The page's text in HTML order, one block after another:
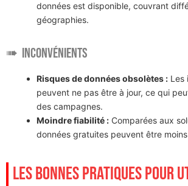
données est disponible, couvrant
géographies.
Inconvénients
Risques de données obsolètes : Les
peuvent ne pas être à jour, ce qui
des campagnes.
Moindre fiabilité : Comparées aux
données gratuites peuvent être
LES BONNES PRATIQUES POUR